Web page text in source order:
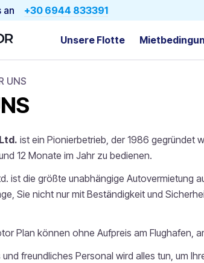
an +30 6944 833391
Unsere Flotte
UNS
ist ein Pionierbetrieb, der 1986 gegründet
12 Monate im Jahr zu bedienen.
ist die größte unabhängige Autovermietung
Sie nicht nur mit Beständigkeit und
Plan können ohne Aufpreis am Flughafen,
freundliches Personal wird alles tun, um